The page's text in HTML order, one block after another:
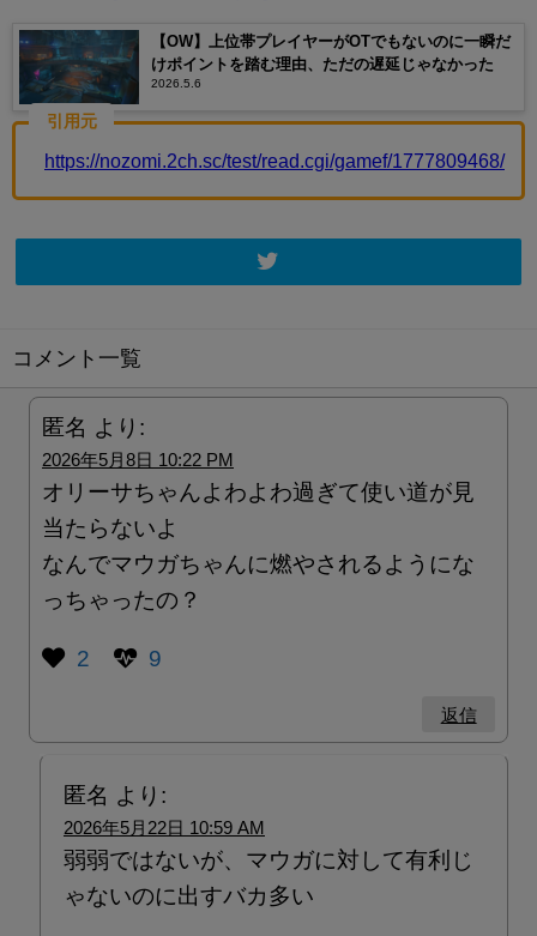
【OW】上位帯プレイヤーがOTでもないのに一瞬だ
けポイントを踏む理由、ただの遅延じゃなかった
2026.5.6
引用元
https://nozomi.2ch.sc/test/read.cgi/gamef/1777809468/
コメント一覧
匿名 より:
2026年5月8日 10:22 PM
オリーサちゃんよわよわ過ぎて使い道が見
当たらないよ
なんでマウガちゃんに燃やされるようにな
っちゃったの？
2 9
返信
匿名 より:
2026年5月22日 10:59 AM
弱弱ではないが、マウガに対して有利じ
ゃないのに出すバカ多い